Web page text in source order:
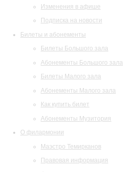
Изменения в афише
Подписка на новости
Билеты и абонементы
Билеты Большого зала
Абонементы Большого зала
Билеты Малого зала
Абонементы Малого зала
Как купить билет
Абонементы Музитория
О филармонии
Маэстро Темирканов
Правовая информация